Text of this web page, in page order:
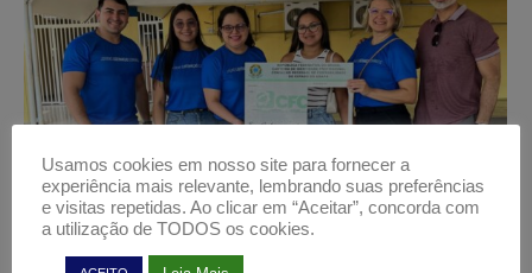
Usamos cookies em nosso site para fornecer a
experiência mais relevante, lembrando suas preferências
e visitas repetidas. Ao clicar em “Aceitar”, concorda com
a utilização de TODOS os cookies.